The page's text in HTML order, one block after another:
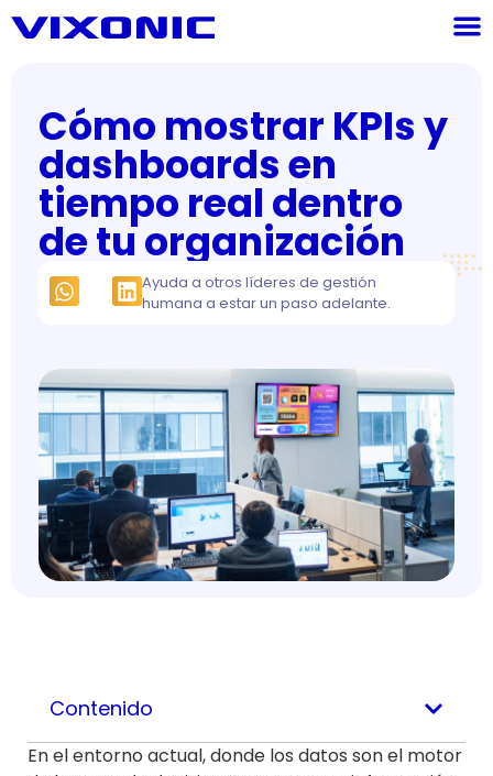
Cómo mostrar KPIs y
dashboards en
tiempo real dentro
de tu organización
Ayuda a otros líderes de gestión
humana a estar un paso adelante.
Contenido
En el entorno actual, donde los datos son el motor